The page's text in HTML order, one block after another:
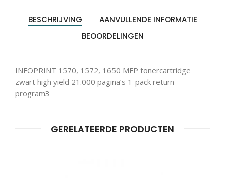
BESCHRIJVING
AANVULLENDE INFORMATIE
BEOORDELINGEN
INFOPRINT 1570, 1572, 1650 MFP tonercartridge
zwart high yield 21.000 pagina’s 1-pack return
program3
GERELATEERDE PRODUCTEN